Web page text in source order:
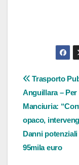
articoli
Trasporto
Anguillara – Per
Manciuria:
opaco,
Danni
95mila euro